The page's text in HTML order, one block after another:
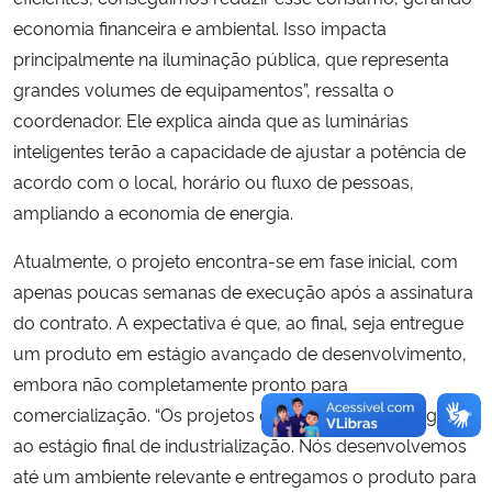
economia financeira e ambiental. Isso impacta
principalmente na iluminação pública, que representa
grandes volumes de equipamentos”, ressalta o
coordenador. Ele explica ainda que as luminárias
inteligentes terão a capacidade de ajustar a potência de
acordo com o local, horário ou fluxo de pessoas,
ampliando a economia de energia.
Atualmente, o projeto encontra-se em fase inicial, com
apenas poucas semanas de execução após a assinatura
do contrato. A expectativa é que, ao final, seja entregue
um produto em estágio avançado de desenvolvimento,
embora não completamente pronto para
comercialização. “Os projetos da Embrapii não chegam
ao estágio final de industrialização. Nós desenvolvemos
até um ambiente relevante e entregamos o produto para